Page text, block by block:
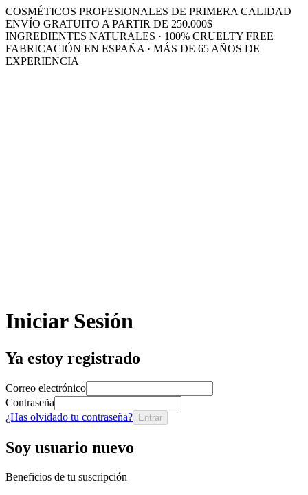
COSMÉTICOS PROFESIONALES DE PRIMERA CALIDAD
ENVÍO GRATUITO A PARTIR DE 250.000$
INGREDIENTES NATURALES · 100% CRUELTY FREE
FABRICACIÓN EN ESPAÑA · MÁS DE 65 AÑOS DE
EXPERIENCIA
Iniciar Sesión
Ya estoy registrado
Correo electrónico
Contraseña
¿Has olvidado tu contraseña?
Entrar
Soy usuario nuevo
Beneficios de tu suscripción